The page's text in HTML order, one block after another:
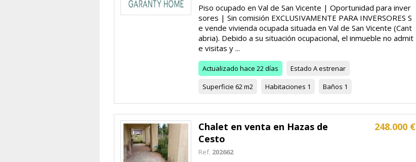
Piso ocupado en Val de San Vicente | Oportunidad para inver
sores | Sin comisión EXCLUSIVAMENTE PARA INVERSORES S
e vende vivienda ocupada situada en Val de San Vicente (Cant
abria). Debido a su situación ocupacional, el inmueble no admit
e visitas y ...
Actualizado hace 22 días Estado A estrenar
Superficie 62 m2 Habitaciones 1 Baños 1
248.000 €
Chalet en venta en Hazas de
Cesto
Ref. 202662